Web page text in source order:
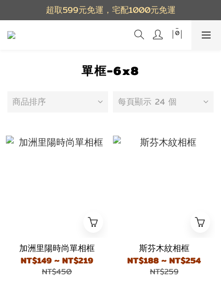
超取599元免運，宅配1000元免運
單框-6x8
商品排序 每頁顯示 24 個
加洲里陽時尚單相框
NT$149 ~ NT$219
NT$450
斯芬木紋相框
NT$188 ~ NT$254
NT$259